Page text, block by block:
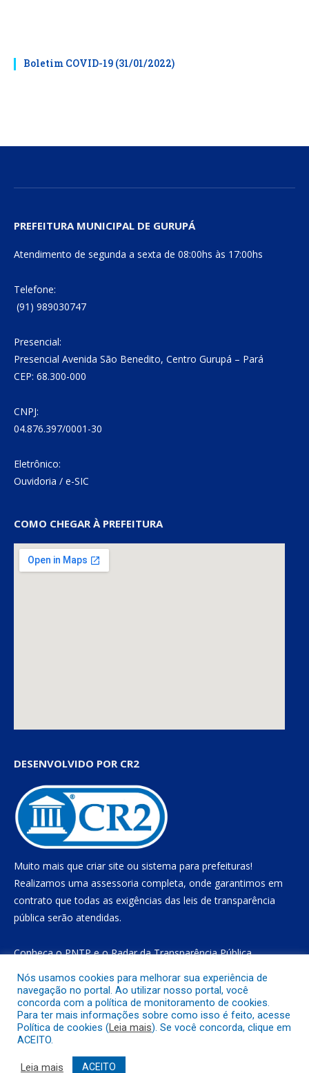
Boletim COVID-19 (31/01/2022)
PREFEITURA MUNICIPAL DE GURUPÁ
Atendimento de segunda a sexta de 08:00hs às 17:00hs
Telefone:
(91) 989030747
Presencial:
Presencial Avenida São Benedito, Centro Gurupá – Pará
CEP: 68.300-000
CNPJ:
04.876.397/0001-30
Eletrônico:
Ouvidoria / e-SIC
COMO CHEGAR À PREFEITURA
DESENVOLVIDO POR CR2
Muito mais que criar site ou sistema para prefeituras!
Realizamos uma assessoria completa, onde garantimos em
contrato que todas as exigências das leis de transparência
pública serão atendidas.
Conheça oPNTPe oRadar da Transparência Pública
Todos os direitos reservados a Prefeitura Municipal de Gurupá
Mapa do Site
Acessar o Webmail
Nós usamos cookies para melhorar sua experiência de
navegação no portal. Ao utilizar nosso portal, você
concorda com a política de monitoramento de cookies.
Para ter mais informações sobre como isso é feito, acesse
Política de cookies (Leia mais). Se você concorda, clique em
ACEITO.
Leia mais ACEITO